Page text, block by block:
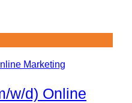
w/d) Online